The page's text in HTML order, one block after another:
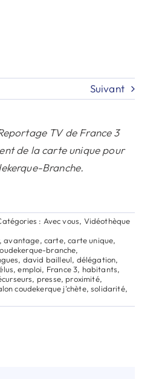
Suivant
TV de France 3
de la carte unique pour
Branche.
: Avec vous, Vidéothèque
avantage, carte,carte unique,
branche,
, david bailleul, délégation,
,emploi, France 3, habitants,
, presse, proximité,
coudekerque j'chète,solidarité,